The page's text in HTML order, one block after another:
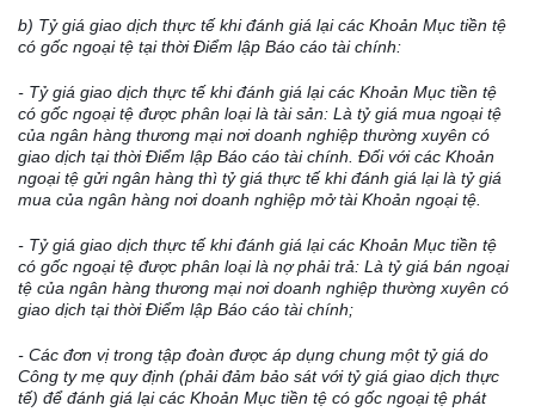
b) Tỷ giá giao dịch thực tế khi đánh giá lại các Khoản Mục tiền tệ
có gốc ngoại tệ tại thờiĐiểm lập Báo cáo tài chính:
- Tỷ giá giao dịch thực tếkhi đánh giá lại các Khoản Mục tiền tệ
có gốc ngoại tệ được phân loại là tài sản: Là tỷ giá mua ngoại tệ
của ngân hàng thương mại nơi doanh nghiệp thường xuyên có
giao dịch tại thờiĐiểm lập Báo cáo tài chính. Đối với các Khoản
ngoại tệ gửi ngân hàng thì tỷ giá thực tế khi đánh giá lại là tỷ giá
mua của ngân hàng nơi doanh nghiệp mở tài Khoản ngoại tệ.
- Tỷ giá giao dịch thực tế khi đánh giá lại các Khoản Mục tiền tệ
có gốc ngoại tệ được phân loại là nợ phải trả: Là tỷ giá bán ngoại
tệ của ngân hàng thương mại nơi doanh nghiệp thường xuyên có
giao dịch tại thời Điểm lập Báo cáo tài chính;
- Các đơn vị trong tập đoàn được áp dụng chung một tỷ giá do
Công ty mẹ quy định (phải đảm bảo sát với tỷ giá giao dịch thực
tế) đểđánh giá lại các Khoản Mục tiền tệ có gốc ngoại tệ phát